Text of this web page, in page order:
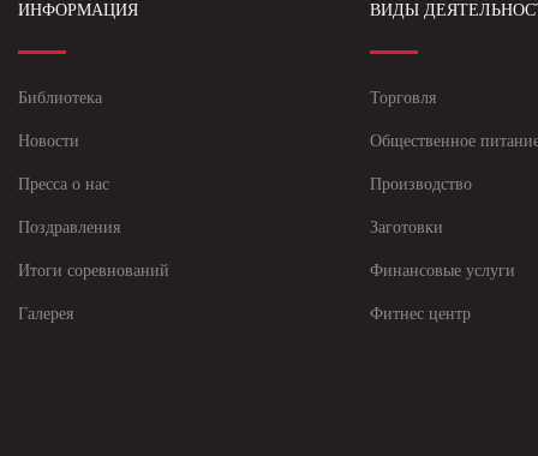
ИНФОРМАЦИЯ
Библиотека
Новости
Пресса о нас
Поздравления
Итоги соревнований
Галерея
ВИДЫ
Торговля
Общественное
Производство
Заготовки
Финансовые услуги
Фитнес центр